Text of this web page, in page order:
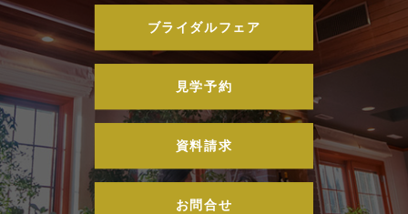
ブライダルフェア
見学予約
資料請求
お問合せ